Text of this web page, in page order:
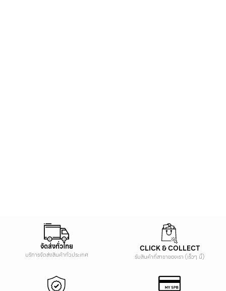
จัดส่งทั่วไทย
บริการจัดส่งสินค้าทั่วประเทศ
CLICK & COLLECT
รับสินค้าที่สาขาของเรา (เร็วๆ นี้)